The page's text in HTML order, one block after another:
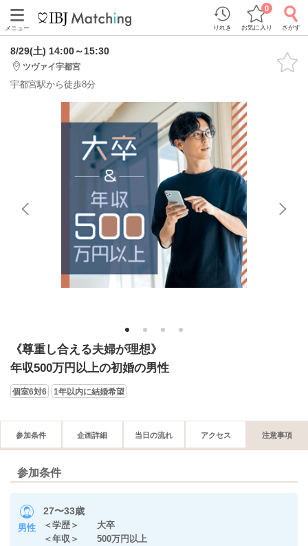
メニュー りれき お気に入り
0
さがす
8/29(土) 14:00～15:30
ツヴァイ宇都宮
宇都宮駅から徒歩8分
1 2 3 4
《尊重し合える夫婦が理想》
年収500万円以上の初婚の男性
個室6対6 1年以内に結婚希望
参加条件 企画詳細 当日の流れ アクセス 注意事項
参加条件
男性
27〜33歳
＜学歴＞ 大卒
＜年収＞ 500万円以上